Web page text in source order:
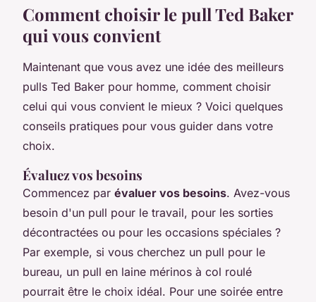
Comment choisir le pull Ted Baker
qui vous convient
Maintenant que vous avez une idée des meilleurs
pulls Ted Baker pour homme, comment choisir
celui qui vous convient le mieux ? Voici quelques
conseils pratiques pour vous guider dans votre
choix.
Évaluez vos besoins
Commencez par évaluer vos besoins. Avez-vous
besoin d'un pull pour le travail, pour les sorties
décontractées ou pour les occasions spéciales ?
Par exemple, si vous cherchez un pull pour le
bureau, un pull en laine mérinos à col roulé
pourrait être le choix idéal. Pour une soirée entre